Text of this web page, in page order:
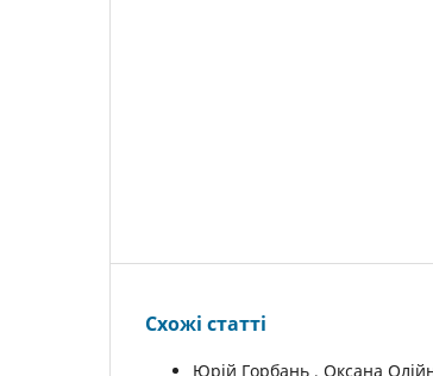
Схожі статті
Юрій Горбань , Оксана